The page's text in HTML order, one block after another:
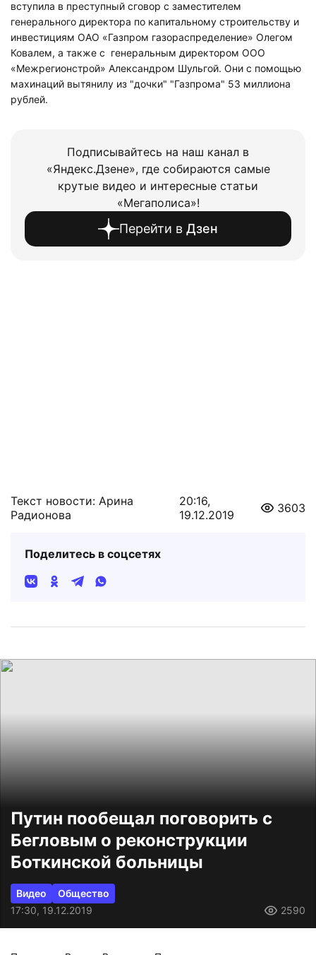
вступила в преступный сговор с заместителем
генерального директора по капитальному строительству и
инвестициям ОАО «Газпром газораспределение» Олегом
Ковалем, а также с генеральным директором ООО
«Межрегионстрой» Александром Шульгой. Они с помощью
махинаций вытянилу из "дочки" "Газпрома" 53 миллиона
рублей.
Подписывайтесь на наш канал в
«Яндекс.Дзене», где собираются самые
крутые видео и интересные статьи
«Мегаполиса»!
Перейти в Дзен
Текст новости: Арина
Радионова
20:16,
19.12.2019
3603
Поделитесь в соцсетях
Путин пообещал поговорить с
Бегловым о реконструкции
Боткинской больницы
Видео
Общество
17:30, 19.12.2019
2590